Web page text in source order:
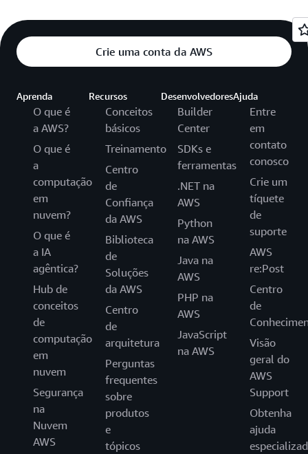
Crie uma conta da AWS
Aprenda
O que é
a AWS?
O que é
a
computação
em
nuvem?
O que é
a IA
agêntica?
Hub de
conceitos
de
computação
em
nuvem
Segurança
na
Nuvem
AWS
Recursos
Conceitos
básicos
Treinamento
Centro
de
Confiança
da AWS
Biblioteca
de
Soluções
da AWS
Centro
de
arquitetura
Perguntas
frequentes
sobre
produtos
e
tópicos
Desenvolvedores
Builder
Center
SDKs e
ferramentas
.NET na
AWS
Python
na AWS
Java na
AWS
PHP na
AWS
JavaScript
na AWS
Ajuda
Entre
em
contato
conosco
Crie um
tíquete
de
suporte
AWS
re:Post
Centro
de
Visão
geral do
AWS
Support
Obtenha
ajuda